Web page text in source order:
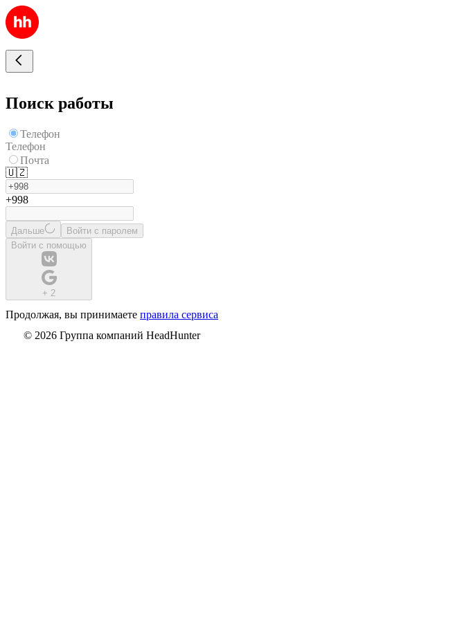
Поиск работы
Телефон
Телефон
Почта
🇺🇿
+998
Дальше
Войти с паролем
Войти с помощью
+ 2
Продолжая, вы принимаете правила сервиса
© 2026 Группа компаний HeadHunter